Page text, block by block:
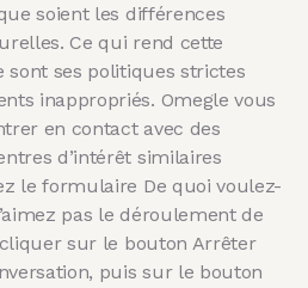
soient les différences
Ce qui rend cette
sont ses politiques strictes
inappropriés. Omegle vous
en contact avec des
d’intérêt similaires
le formulaire De quoi voulez-
pas le déroulement de
sur le bouton Arrêter
puis sur le bouton